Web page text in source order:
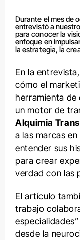
Durante el mes de
entrevistó a
para conocer la
enfoque en
la estrategia, la
En la
cómo el
herramienta
un motor de
Alquimia
a las marcas
entender sus
para crear
verdad con las
El artículo
trabajo
desde la